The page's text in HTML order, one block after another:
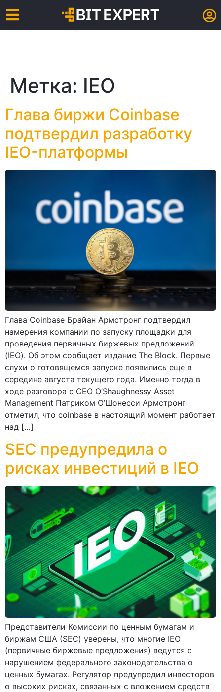
Метка: IEO
Глава биржи Coinbase
подтвердил разработку
IEO-платформы
Глава Coinbase Брайан Армстронг подтвердил
намерения компании по запуску площадки для
проведения первичных биржевых предложений
(IEO). Об этом сообщает издание The Block. Первые
слухи о готовящемся запуске появились еще в
середине августа текущего года. Именно тогда в
ходе разговора с CEO O’Shaughnessy Asset
Management Патриком О’Шонесси Армстронг
отметил, что coinbase в настоящий момент работает
над […]
SEC предупредила о
рисках инвестиций в IEO
Представители Комиссии по ценным бумагам и
биржам США (SEC) уверены, что многие IEO
(первичные биржевые предложения) ведутся с
нарушением федерального законодательства о
ценных бумагах. Регулятор предупредил инвесторов
о высоких рисках, связанных с вложением средств